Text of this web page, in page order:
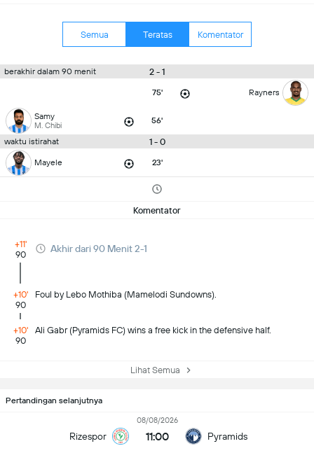
Semua Teratas Komentator
berakhir dalam 90 menit 2 - 1
75' Rayners
Samy
M. Chibi 56'
waktu istirahat 1 - 0
Mayele 23'
Komentator
+11'
90
Akhir dari 90 Menit 2-1
+10'
90
Foul by Lebo Mothiba (Mamelodi Sundowns).
+10'
90
Ali Gabr (Pyramids FC) wins a free kick in the defensive half.
Lihat Semua
Pertandingan selanjutnya
Rizespor
08/08/2026
11:00 Pyramids